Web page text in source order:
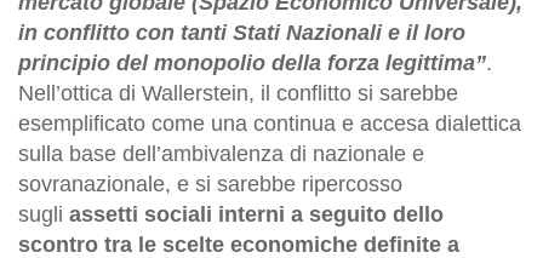
in conflitto con tanti Stati Nazionali e il loro
principio del monopolio della forza legittima”.
Nell’ottica di Wallerstein, il conflitto si sarebbe
esemplificato come una continua e accesa dialettica
sulla base dell’ambivalenza di nazionale e
sovranazionale, e si sarebbe ripercosso
sugli assetti sociali interni a seguito dello
scontro tra le scelte economiche definite a